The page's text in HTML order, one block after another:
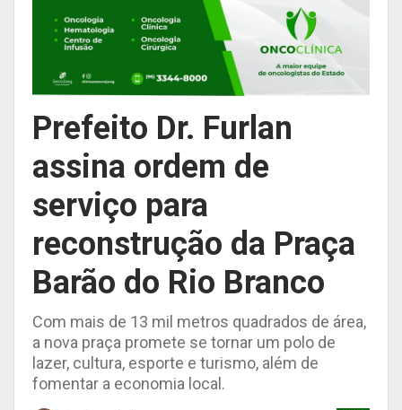
Prefeito Dr. Furlan
assina ordem de
serviço para
reconstrução da Praça
Barão do Rio Branco
Com mais de 13 mil metros quadrados de área,
a nova praça promete se tornar um polo de
lazer, cultura, esporte e turismo, além de
fomentar a economia local.